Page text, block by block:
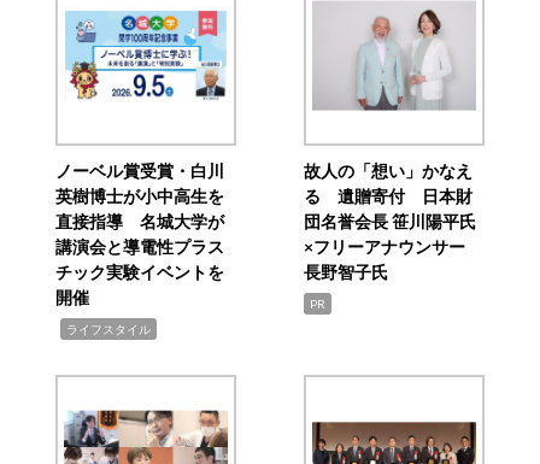
ノーベル賞受賞・白川
英樹博士が小中高生を
直接指導 名城大学が
講演会と導電性プラス
チック実験イベントを
開催
ライフスタイル
故人の「想い」かなえ
る 遺贈寄付 日本財
団名誉会長 笹川陽平氏
×フリーアナウンサー
長野智子氏
PR